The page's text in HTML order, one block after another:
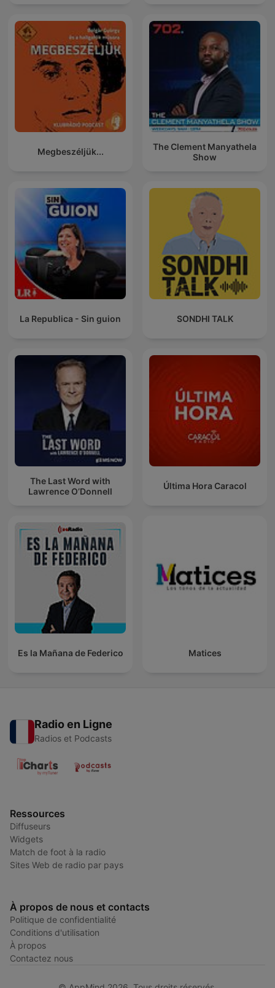
Megbeszéljük...
The Clement Manyathela
Show
La Republica - Sin guion SONDHI TALK
The Last Word with
Lawrence O’Donnell
Última Hora Caracol
Es la Mañana de Federico Matices
Radio en Ligne
Radios et Podcasts
Ressources
Diffuseurs
Widgets
Match de foot à la radio
Sites Web de radio par pays
À propos de nous et contacts
Politique de confidentialité
Conditions d'utilisation
À propos
Contactez nous